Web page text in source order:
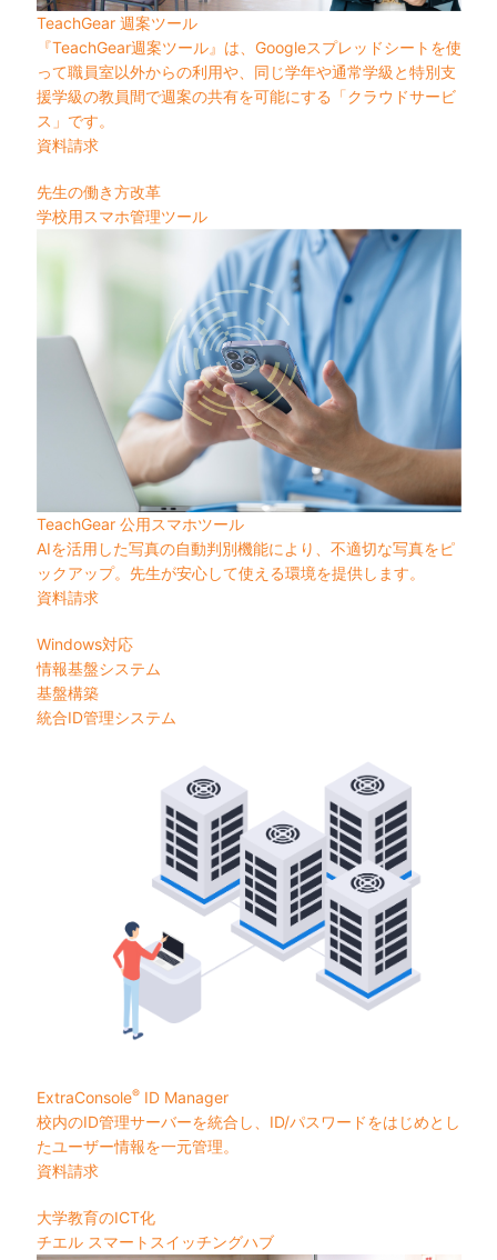
TeachGear 週案ツール
『TeachGear週案ツール』は、Googleスプレッドシートを使
って職員室以外からの利用や、同じ学年や通常学級と特別支
援学級の教員間で週案の共有を可能にする「クラウドサービ
ス」です。
資料請求
先生の働き方改革
学校用スマホ管理ツール
TeachGear 公用スマホツール
AIを活用した写真の自動判別機能により、不適切な写真をピ
ックアップ。先生が安心して使える環境を提供します。
資料請求
Windows対応
情報基盤システム
基盤構築
統合ID管理システム
ExtraConsole®ID Manager
校内のID管理サーバーを統合し、ID/パスワードをはじめとし
たユーザー情報を一元管理。
資料請求
大学教育のICT化
チエル スマートスイッチングハブ